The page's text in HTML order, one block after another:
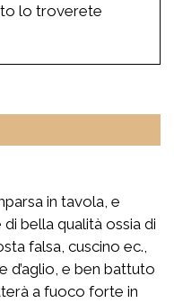
lo troverete
in tavola, e
bella qualità ossia di
falsa, cuscino ec.,
d’aglio, e ben battuto
a fuoco forte in